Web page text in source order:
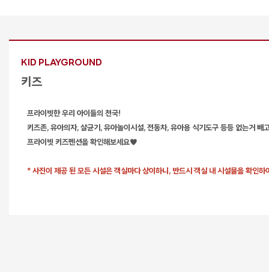
KID PLAYGROUND
키즈
프라이빗한 우리 아이들의 천국!
키즈존, 유아의자, 살균기, 유아놀이시설, 전동차, 유아용 식기도구 등등 없는거 빼
프라이빗 키즈펜션을 확인해보세요♥
* 사진이 제공 된 모든 시설은 객실마다 상이하니, 반드시 객실 내 시설물을 확인하